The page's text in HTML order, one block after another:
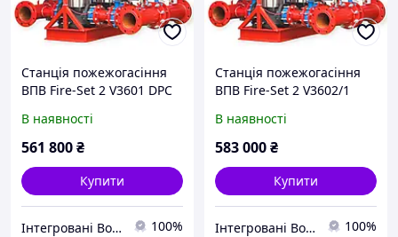
Станція пожежогасіння
ВПВ Fire-Set 2 V3601 DPC
В наявності
561 800₴
Купити
Інтегровані Водні Технології ТОВ 100%
Станція пожежогасіння
ВПВ Fire-Set 2 V3602/1
В наявності
583 000₴
Купити
Інтегровані Водні Технології ТОВ 100%